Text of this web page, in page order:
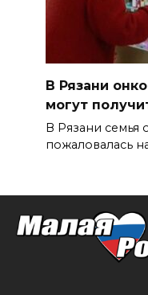
В Рязани
могут
В Рязани семья
пожаловалась